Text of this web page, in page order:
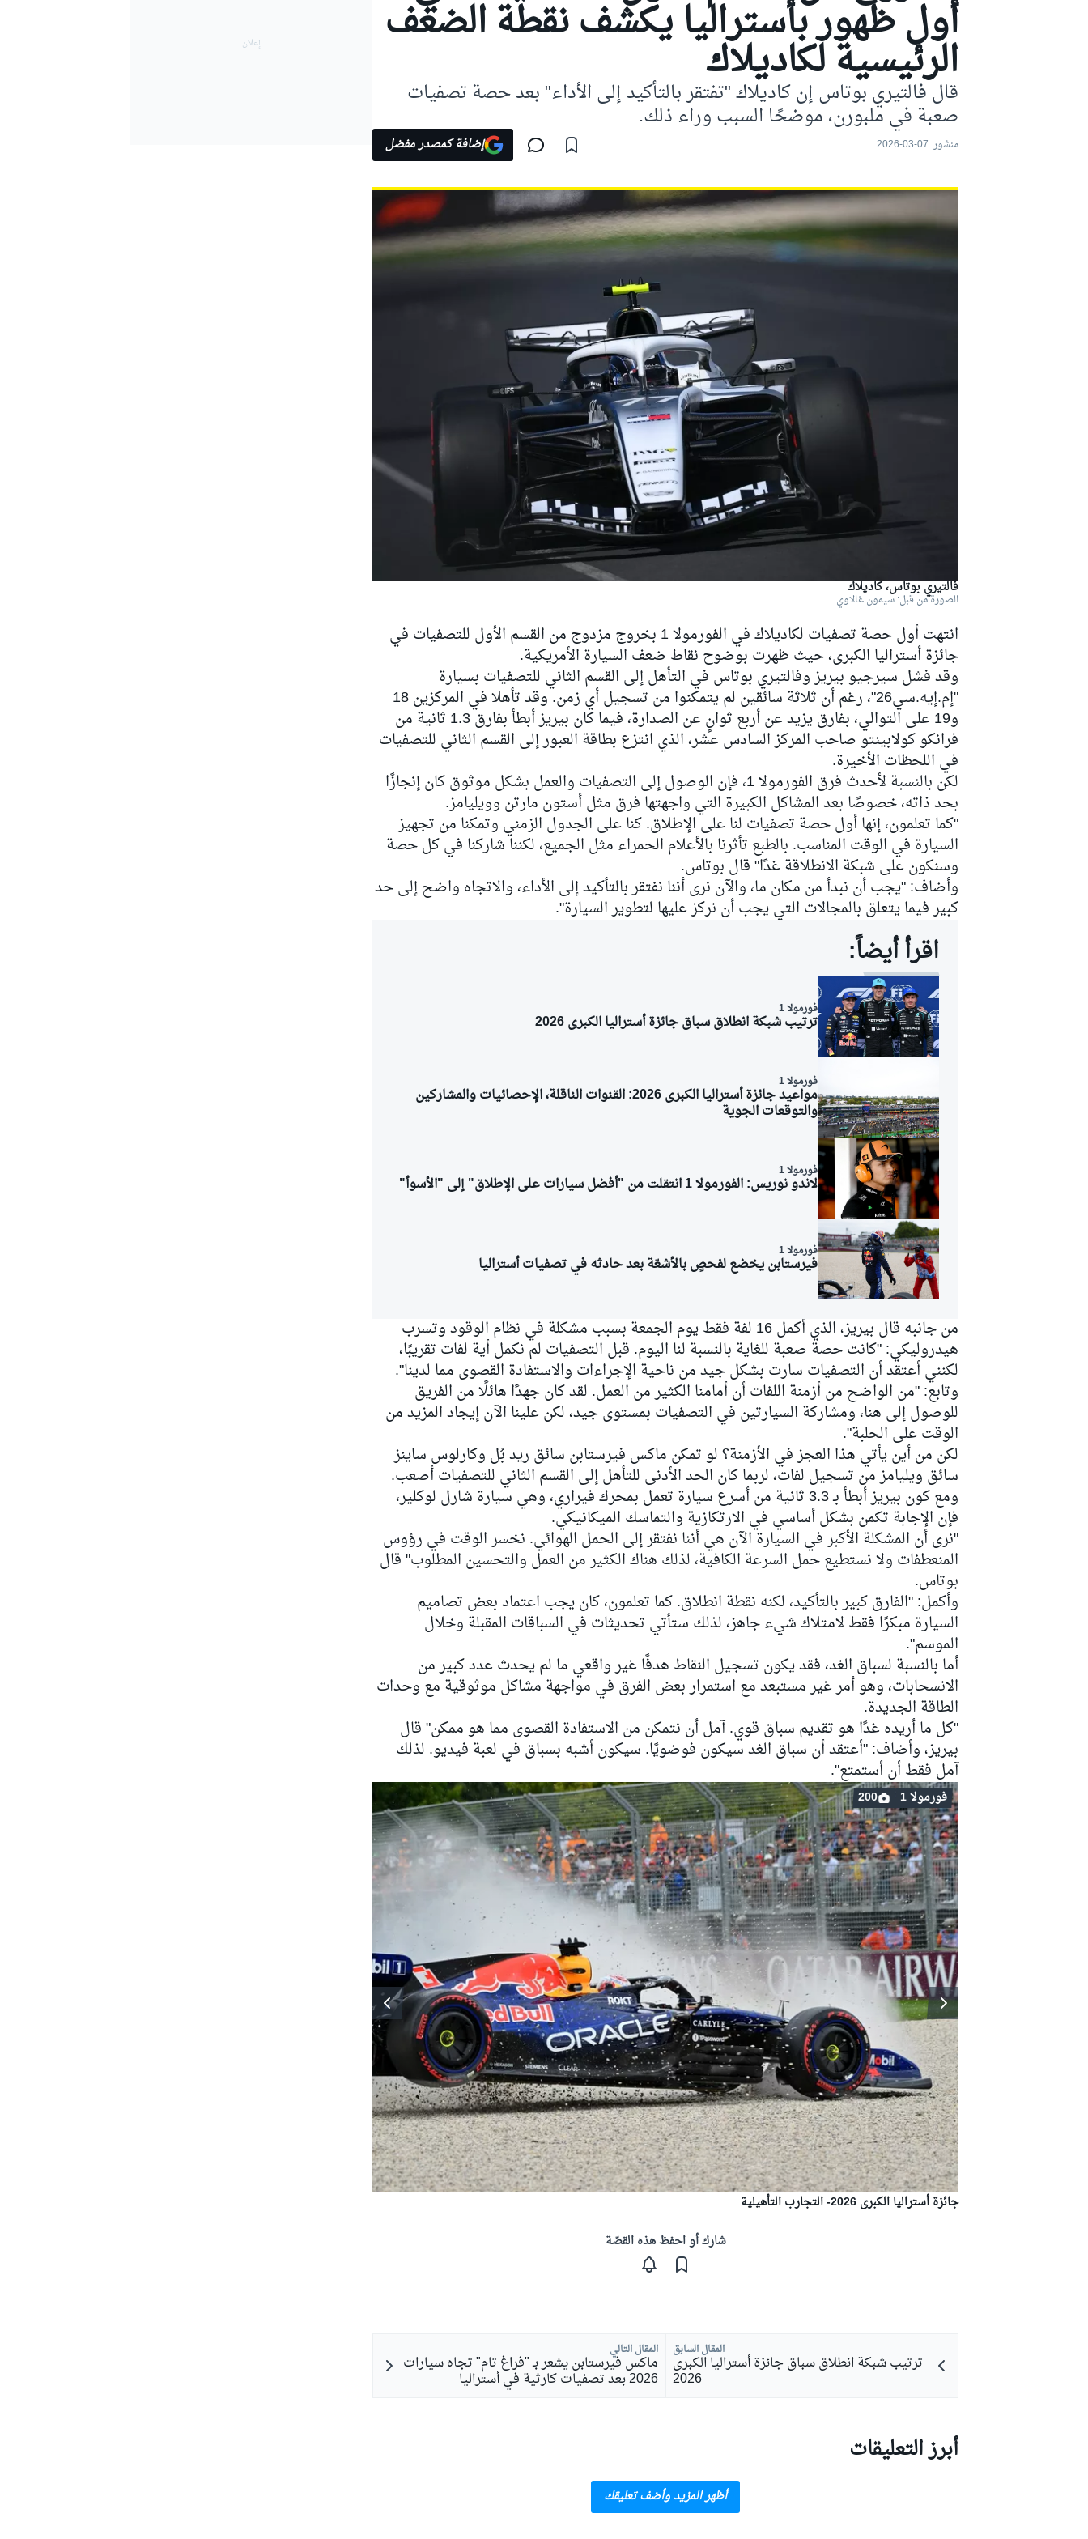
موتو جي بي
فورمولا إي
دبليو آر سي
سباقات التحمّل
رالي
أول ظهور بأستراليا يكشف نقطة الضعف
الرئيسية لكاديلاك
قال فالتيري بوتاس إن كاديلاك "تفتقر بالتأكيد إلى الأداء" بعد حصة تصفيات
صعبة في ملبورن، موضحًا السبب وراء ذلك.
منشور: 07-03-2026 إضافة كمصدر مفضل
فالتيري بوتاس، كاديلاك
الصورة من قبل: سيمون غالاوي
انتهت أول حصة تصفيات لكاديلاك في الفورمولا 1 بخروج مزدوج من القسم الأول للتصفيات في
جائزة أستراليا الكبرى، حيث ظهرت بوضوح نقاط ضعف السيارة الأمريكية.
وقد فشل سيرجيو بيريز وفالتيري بوتاس في التأهل إلى القسم الثاني للتصفيات بسيارة
"إم.إيه.سي26"، رغم أن ثلاثة سائقين لم يتمكنوا من تسجيل أي زمن. وقد تأهلا في المركزين 18
و19 على التوالي، بفارق يزيد عن أربع ثوانٍ عن الصدارة، فيما كان بيريز أبطأ بفارق 1.3 ثانية من
فرانكو كولابينتو صاحب المركز السادس عشر، الذي انتزع بطاقة العبور إلى القسم الثاني للتصفيات
في اللحظات الأخيرة.
لكن بالنسبة لأحدث فرق الفورمولا 1، فإن الوصول إلى التصفيات والعمل بشكل موثوق كان إنجازًا
بحد ذاته، خصوصًا بعد المشاكل الكبيرة التي واجهتها فرق مثل أستون مارتن وويليامز.
"كما تعلمون، إنها أول حصة تصفيات لنا على الإطلاق. كنا على الجدول الزمني وتمكنا من تجهيز
السيارة في الوقت المناسب. بالطبع تأثرنا بالأعلام الحمراء مثل الجميع، لكننا شاركنا في كل حصة
وسنكون على شبكة الانطلاقة غدًا" قال بوتاس.
وأضاف: "يجب أن نبدأ من مكان ما، والآن نرى أننا نفتقر بالتأكيد إلى الأداء، والاتجاه واضح إلى حد
كبير فيما يتعلق بالمجالات التي يجب أن نركز عليها لتطوير السيارة".
اقرأ أيضاً:
فورمولا 1
ترتيب شبكة انطلاق سباق جائزة أستراليا الكبرى 2026
فورمولا 1
مواعيد جائزة أستراليا الكبرى 2026: القنوات الناقلة، الإحصائيات والمشاركين
والتوقعات الجوية
فورمولا 1
لاندو نوريس: الفورمولا 1 انتقلت من "أفضل سيارات على الإطلاق" إلى "الأسوأ"
فورمولا 1
فيرستابن يخضع لفحصٍ بالأشعّة بعد حادثه في تصفيات أستراليا
من جانبه قال بيريز، الذي أكمل 16 لفة فقط يوم الجمعة بسبب مشكلة في نظام الوقود وتسرب
هيدروليكي: "كانت حصة صعبة للغاية بالنسبة لنا اليوم. قبل التصفيات لم نكمل أية لفات تقريبًا،
لكنني أعتقد أن التصفيات سارت بشكل جيد من ناحية الإجراءات والاستفادة القصوى مما لدينا".
وتابع: "من الواضح من أزمنة اللفات أن أمامنا الكثير من العمل. لقد كان جهدًا هائلًا من الفريق
للوصول إلى هنا، ومشاركة السيارتين في التصفيات بمستوى جيد، لكن علينا الآن إيجاد المزيد من
الوقت على الحلبة".
لكن من أين يأتي هذا العجز في الأزمنة؟ لو تمكن ماكس فيرستابن سائق ريد بُل وكارلوس ساينز
سائق ويليامز من تسجيل لفات، لربما كان الحد الأدنى للتأهل إلى القسم الثاني للتصفيات أصعب.
ومع كون بيريز أبطأ بـ 3.3 ثانية من أسرع سيارة تعمل بمحرك فيراري، وهي سيارة شارل لوكلير،
فإن الإجابة تكمن بشكل أساسي في الارتكازية والتماسك الميكانيكي.
"نرى أن المشكلة الأكبر في السيارة الآن هي أننا نفتقر إلى الحمل الهوائي. نخسر الوقت في رؤوس
المنعطفات ولا نستطيع حمل السرعة الكافية، لذلك هناك الكثير من العمل والتحسين المطلوب" قال
بوتاس.
وأكمل: "الفارق كبير بالتأكيد، لكنه نقطة انطلاق. كما تعلمون، كان يجب اعتماد بعض تصاميم
السيارة مبكرًا فقط لامتلاك شيء جاهز، لذلك ستأتي تحديثات في السباقات المقبلة وخلال
الموسم".
أما بالنسبة لسباق الغد، فقد يكون تسجيل النقاط هدفًا غير واقعي ما لم يحدث عدد كبير من
الانسحابات، وهو أمر غير مستبعد مع استمرار بعض الفرق في مواجهة مشاكل موثوقية مع وحدات
الطاقة الجديدة.
"كل ما أريده غدًا هو تقديم سباق قوي. آمل أن نتمكن من الاستفادة القصوى مما هو ممكن" قال
بيريز، وأضاف: "أعتقد أن سباق الغد سيكون فوضويًا. سيكون أشبه بسباق في لعبة فيديو. لذلك
آمل فقط أن أستمتع".
جائزة أستراليا الكبرى 2026- التجارب التأهيلية
فورمولا 1 200
شارك أو احفظ هذه القصّة
المقال السابق
ترتيب شبكة انطلاق سباق جائزة أستراليا الكبرى
2026
المقال التالي
ماكس فيرستابن يشعر بـ "فراغ تام" تجاه سيارات
2026 بعد تصفيات كارثية في أستراليا
أبرز التعليقات
أظهر المزيد وأضف تعليقك